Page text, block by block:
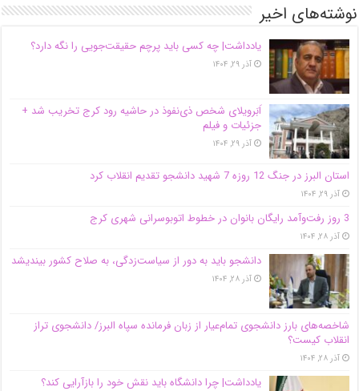
نوشته‌های اخیر
یادداشت| ‌چه کسی باید پرچم حقیقت‌جویی را نگه دارد؟
آذر ۲۹, ۱۴۰۴
اَبَر‌ویلای شخص ذی‌نفوذ در حاشیه‌ رود کرج تخریب شد +
جزئیات و فیلم
آذر ۲۹, ۱۴۰۴
استان البرز در جنگ 12 روزه 7 شهید دانشجو تقدیم انقلاب کرد
آذر ۲۹, ۱۴۰۴
3 روز رفت‌وآمد رایگان بانوان در خطوط اتوبوسرانی شهری کرج
آذر ۲۸, ۱۴۰۴
دانشجو باید به دور از سیاست‌زدگی، به صلاح کشور بیندیشد
آذر ۲۸, ۱۴۰۴
شاخصه‌های بارز دانشجوی تمام‌عیار از زبان فرمانده سپاه البرز/ دانشجوی تراز
انقلاب کیست؟
آذر ۲۸, ۱۴۰۴
یادداشت| چرا دانشگاه باید نقش خود را بازآرایی کند؟